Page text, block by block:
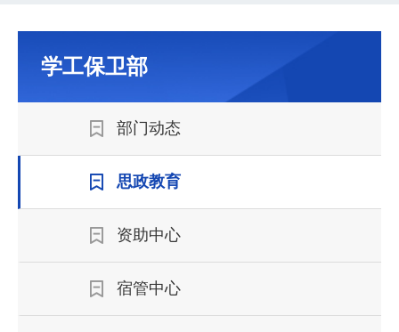
学工保卫部
部门动态
思政教育
资助中心
宿管中心